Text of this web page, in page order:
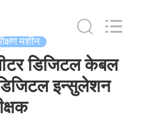
मशीन
डिजिटल केबल
इन्सुलेशन